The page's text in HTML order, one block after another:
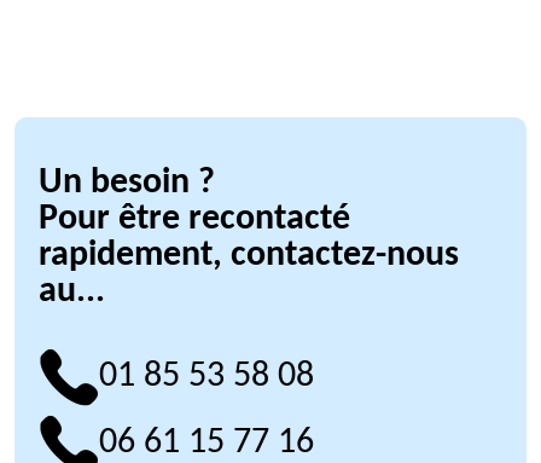
Un besoin ?
Pour être recontacté
rapidement, contactez-nous
au...
01 85 53 58 08
06 61 15 77 16